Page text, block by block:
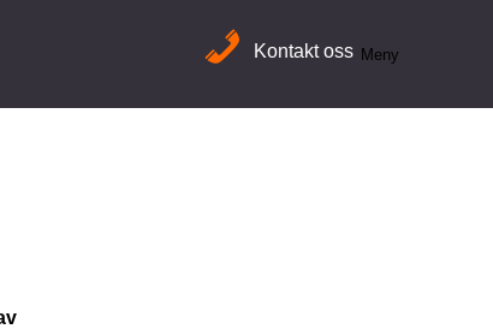
Kontakt oss Meny